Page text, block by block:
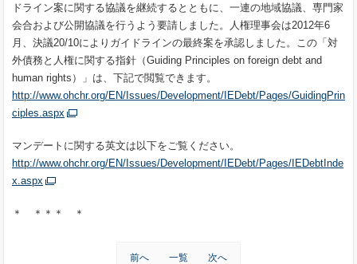
ドライン案に関する協議を継続するとともに、一連の地域協議、専門家
会合および公開協議を行うよう要請しました。人権理事会は2012年6
月、決議20/10によりガイドラインの最終案を承認しました。この「対
外債務と人権に関する指針（Guiding Principles on foreign debt and
human rights）」は、下記で閲覧できます。
http://www.ohchr.org/EN/Issues/Development/IEDebt/Pages/GuidingPrin
ciples.aspx
マンデートに関する英文は以下をご覧ください。
http://www.ohchr.org/EN/Issues/Development/IEDebt/Pages/IEDebtInde
x.aspx
＊ ＊＊＊ ＊
前へ 一覧 次へ